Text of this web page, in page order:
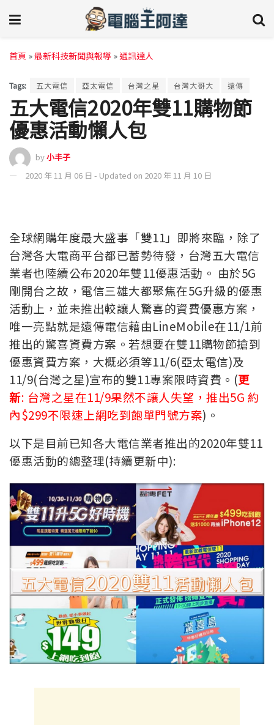
首頁 »最新科技新聞與報導 »通訊達人
Tags: 五大電信 亞太電信 台灣之星 台灣大哥大 遠傳
五大電信2020年雙11購物節
優惠活動懶人包
by小丰子
2020 年 11 月 06 日 - Updated on 2020 年 11 月 10 日
全球網購年度最大盛事「雙11」即將來臨，除了
台灣各大電商平台都已蓄勢待發，台灣五大電信
業者也陸續公布2020年雙11優惠活動。 由於5G
剛開台之故，電信三雄大都聚焦在5G升級的優惠
活動上，並未推出較讓人驚喜的資費優惠方案，
唯一亮點就是遠傳電信藉由LineMobile在11/1前
推出的驚喜資費方案。若想要在雙11購物節搶到
優惠資費方案，大概必須等11/6(亞太電信)及
11/9(台灣之星)宣布的雙11專案限時資費。(更
新: 台灣之星在11/9果然不讓人失望，推出5G 約
內$299不限速上網吃到飽單門號方案)。
以下是目前已知各大電信業者推出的2020年雙11
優惠活動的總整理(持續更新中):